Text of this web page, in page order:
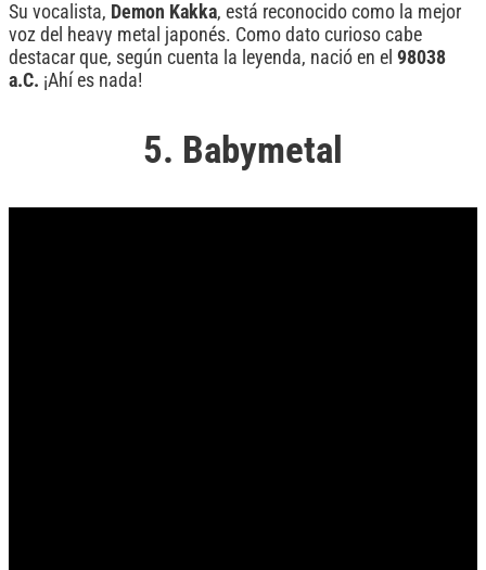
Su vocalista, Demon Kakka, está reconocido como la mejor
voz del heavy metal japonés. Como dato curioso cabe
destacar que, según cuenta la leyenda, nació en el 98038
a.C. ¡Ahí es nada!
5. Babymetal